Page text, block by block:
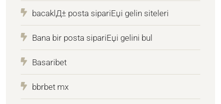
bacaklД± posta sipariЕџi gelin siteleri
Bana bir posta sipariЕџi gelini bul
Basaribet
bbrbet mx